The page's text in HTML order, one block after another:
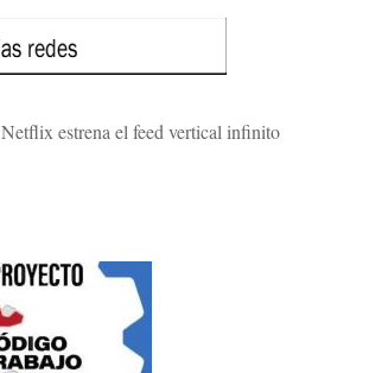
Netflix estrena el feed vertical infinito